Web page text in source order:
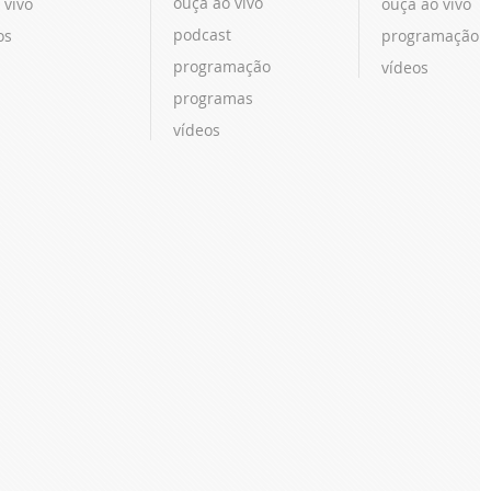
podcast
programação
programas
vídeos
programação
vídeos